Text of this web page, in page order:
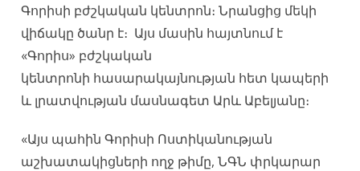
Գորիսի բժշկական կենտրոն։ Նրանցից մեկի
վիճակը ծանր է։ Այս մասին հայտնում է
«Գորիս» բժշկական
կենտրոնի հասարակայնության հետ կապերի
և լրատվության մասնագետ Արև Աբելյանը։
«Այս պահին Գորիսի Ոստիկանության
աշխատակիցների ողջ թիմը, ՆԳՆ փրկարար